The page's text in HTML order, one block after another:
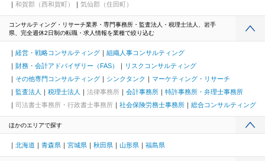
和賀郡（西和賀町）
気仙郡（住田町）
コンサルティング・リサーチ業界・専門事務所・監査法人・税理士法人、岩手
県、完全週休2日制の転職・求人情報を業種で絞り込む
経営・戦略コンサルティング
組織人事コンサルティング
財務・会計アドバイザリー（FAS）
リスクコンサルティング
その他専門コンサルティング
シンクタンク
マーケティング・リサーチ
監査法人
税理士法人 法律事務所 会計事務所
特許事務所・弁理士事務所
司法書士事務所・行政書士事務所
社会保険労務士事務所 総合コンサルティング
ほかのエリアで探す
北海道 青森県 宮城県 秋田県 山形県 福島県